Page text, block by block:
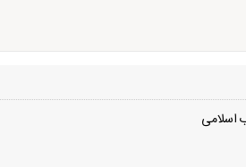
اسلامی